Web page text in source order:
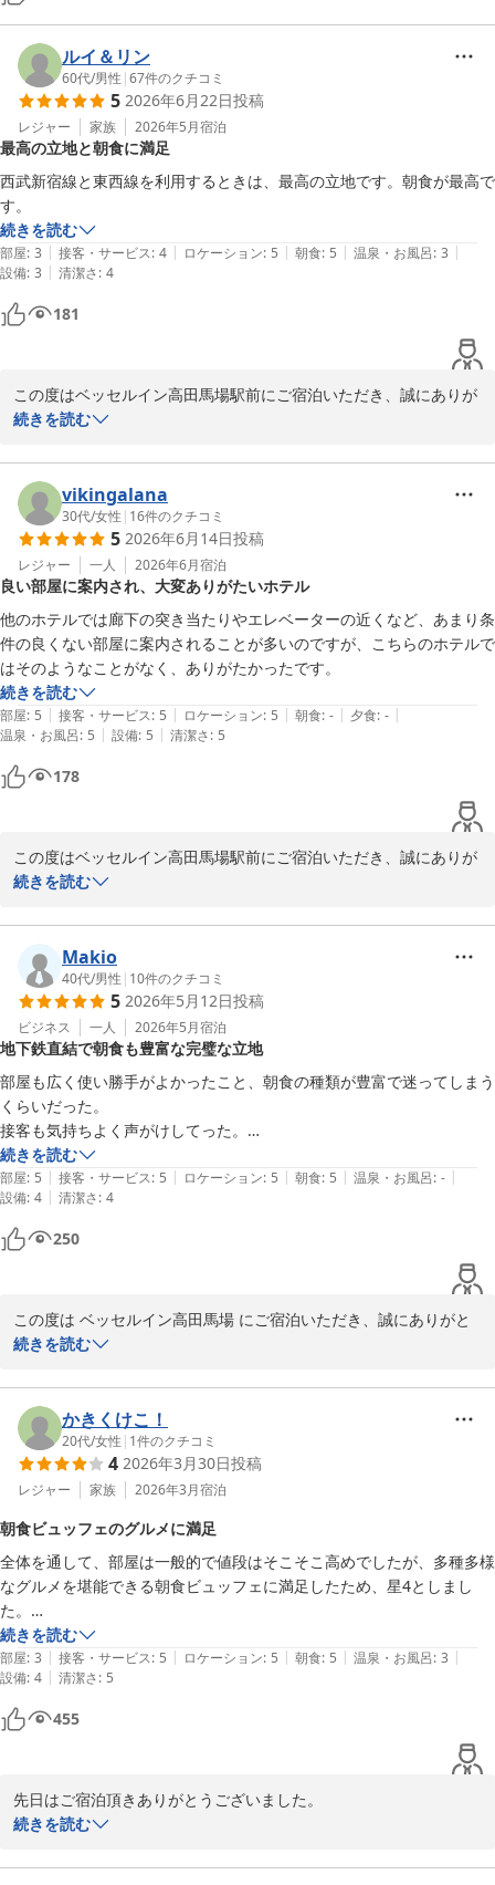
ルイ＆リン
60代/男性 |67件のクチコミ
5 2026年6月22日投稿
レジャー 家族 2026年5月宿泊
最高の立地と朝食に満足
西武新宿線と東西線を利用するときは、最高の立地です。朝食が最高で
す。
続きを読む
部屋: 3 | 接客・サービス: 4 | ロケーション: 5 | 朝食: 5 | 温泉・お風呂: 3 |
設備: 3 | 清潔さ: 4
181
この度はベッセルイン高田馬場駅前にご宿泊いただき、誠にありが
とうございます。
西武新宿線や東西線をご利用の際に、立地の良さを感じていただけ
たとのこと、大変嬉しく思います。
また、朝食につきましても「最高」とのお言葉を頂戴し、スタッフ
一同励みになります。
今後も快適にお過ごしいただけるホテルを目指してまいります。
またのご利用を心よりお待ちしております。
ベッセルイン　高田馬場　駅前
ゴダル
ベッセルイン高田馬場駅前（新宿・池袋）
続きを読む
vikingalana
30代/女性 | 16件のクチコミ
5 2026年6月14日投稿
レジャー 一人 2026年6月宿泊
良い部屋に案内され、大変ありがたいホテル
他のホテルでは廊下の突き当たりやエレベーターの近くなど、あまり条
件の良くない部屋に案内されることが多いのですが、こちらのホテルで
はそのようなことがなく、ありがたかったです。
続きを読む
部屋: 5 | 接客・サービス: 5 | ロケーション: 5 | 朝食: - | 夕食: - |
温泉・お風呂: 5 | 設備: 5 | 清潔さ: 5
178
この度はベッセルイン高田馬場駅前にご宿泊いただき、誠にありが
とうございます。
また、お忙しい中口コミをご投稿いただき、重ねてお礼申しあげま
す。
お部屋につきまして、ご満足いただけたようで大変嬉しく存じま
す。お客様に快適にお過ごしいただけるよう、お部屋のご案内には
できる限り配慮しておりますので、そのようなお言葉をいただけて
光栄でございます。
これからも皆さまに安心して快適にお過ごしいただけるホテルを目
指して努めてまいります。
またお近くへお越しの際は、ぜひ当ホテルをご利用くださいませ。
スタッフ一同、心よりお待ちしております。
2026-06-15
続きを読む
Makio
40代/男性 | 10件のクチコミ
5 2026年5月12日投稿
ビジネス 一人 2026年5月宿泊
地下鉄直結で朝食も豊富な完璧な立地
部屋も広く使い勝手がよかったこと、朝食の種類が豊富で迷ってしまう
くらいだった。
接客も気持ちよく声がけしてった。
何より地下鉄直結で今回の訪問には完璧なロケーションだった。
続きを読む
部屋: 5 | 接客・サービス: 5 | ロケーション: 5 | 朝食: 5 | 温泉・お風呂: - |
設備: 4 | 清潔さ: 4
250
この度は ベッセルイン高田馬場 にご宿泊いただき、誠にありがと
うございます。
お部屋の広さや使い勝手につきましてご満足いただけたとのこと、
大変嬉しく拝見いたしました。また、朝食につきましても「迷って
しまうくらい種類が豊富」とのお言葉をいただき、スタッフ一同大
変励みになっております。
感謝申し上げます。お客様に気持ちよくお過ごしいただけるよう、
今後も丁寧で心のこもったサービスを心掛けてまいります。
そして、地下鉄直結という立地が今回のご訪問にとって「完璧なロ
ケーション」と感じていただけたことを大変光栄に存じます。
また東京へお越しの際には、ぜひ当ホテルをご利用くださいませ。
スタッフ一同、心よりお待ち申し上げております。
ベッセルイン高田馬場駅前　フロント　福井
2026-05-12
続きを読む
かきくけこ！
20代/女性 | 1件のクチコミ
4 2026年3月30日投稿
レジャー 家族 2026年3月宿泊
朝食ビュッフェのグルメに満足
全体を通して、部屋は一般的で値段はそこそこ高めでしたが、多種多様
なグルメを堪能できる朝食ビュッフェに満足したため、星4としまし
た。
部屋はそこまで広くはないですが、清潔感があり設備も申し分ないで
す。コンセントもたくさんあってありがたかったです。
朝食は、全国津々浦々のグルメを楽しめると謳っているだけあり、日本
人にはたまらないラインナップが揃っていました。特に、海鮮丼を作る
コーナーが目玉で、非常に楽しむことができました。
ただ、平日で1泊1人あたり4万円と、割と高めの値段設定になっていま
続きを読む
部屋: 3 | 接客・サービス: 5 | ロケーション: 5 | 朝食: 5 | 温泉・お風呂: 3 |
設備: 4 | 清潔さ: 5
455
先日はご宿泊頂きありがとうございました。
おもてなしの心を大切にしお客さまのご期待に添えるサービスを提
今後も皆様に非日常な世界をご満喫頂けます様に、清潔感にも細心
続きを読む